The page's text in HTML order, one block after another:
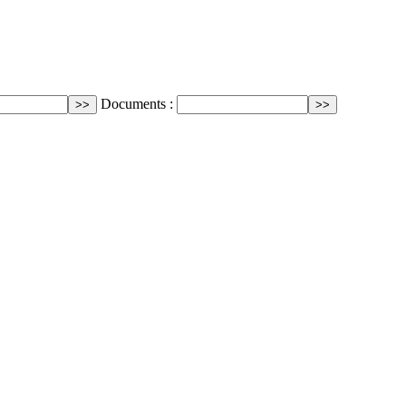
Documents :